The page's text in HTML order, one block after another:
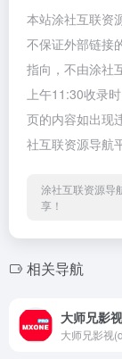
本站涂社互联资
不保证外部链接
指向，不由涂社
上午11:30收录
页的内容如出现
社互联资源导航
涂社互联资源导
享！
相关导航
大师兄影视